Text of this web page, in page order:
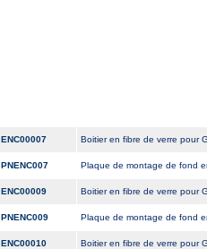
ENC00007 Boitier en fibre de verre
PNENC007 Plaque de montage de fond
ENC00009 Boitier en fibre de verre
PNENC009 Plaque de montage de fond
ENC00010 Boitier en fibre de verre